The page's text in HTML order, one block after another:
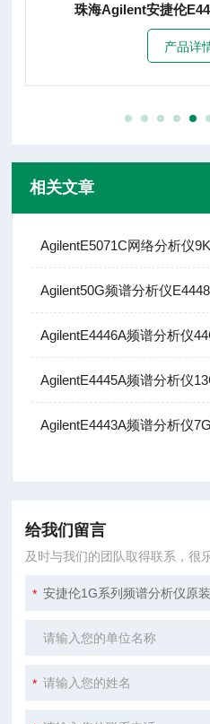
宁波AgilentE4443A
产
相关文章
AgilentE5071C网络分析仪
Agilent50G频谱分析仪
AgilentE4446A频谱分析仪
AgilentE4445A频谱分析仪
AgilentE4443A频谱分析仪
给我们留言
及时与我们的团队取得联系，很